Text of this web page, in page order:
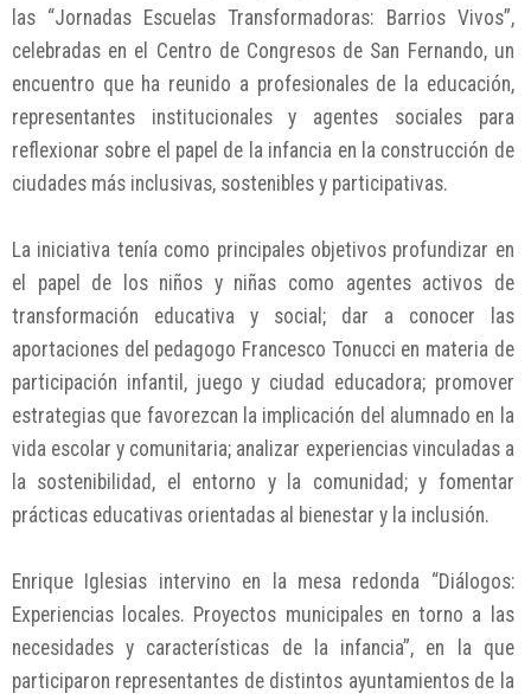
las “Jornadas Escuelas Transformadoras: Barrios Vivos”,
celebradas en el Centro de Congresos de San Fernando, un
encuentro que ha reunido a profesionales de la educación,
representantes institucionales y agentes sociales para
reflexionar sobre el papel de la infancia en la construcción de
ciudades más inclusivas, sostenibles y participativas.
La iniciativa tenía como principales objetivos profundizar en
el papel de los niños y niñas como agentes activos de
transformación educativa y social; dar a conocer las
aportaciones del pedagogo Francesco Tonucci en materia de
participación infantil, juego y ciudad educadora; promover
estrategias que favorezcan la implicación del alumnado en la
vida escolar y comunitaria; analizar experiencias vinculadas a
la sostenibilidad, el entorno y la comunidad; y fomentar
prácticas educativas orientadas al bienestar y la inclusión.
Enrique Iglesias intervino en la mesa redonda “Diálogos:
Experiencias locales. Proyectos municipales en torno a las
necesidades y características de la infancia”, en la que
participaron representantes de distintos ayuntamientos de la